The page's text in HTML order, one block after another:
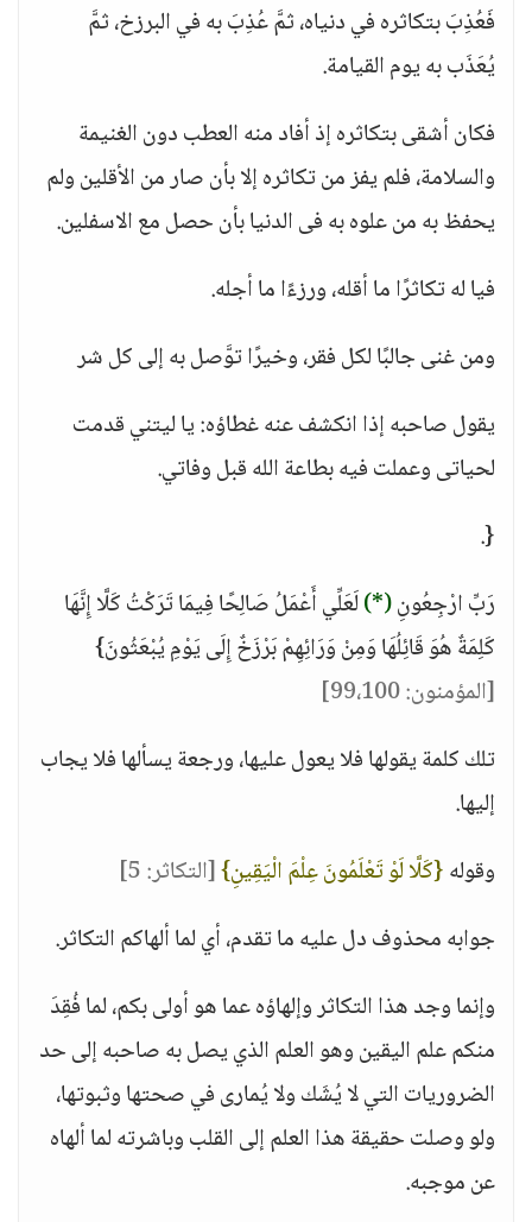
فَعُذِبَ بتكاثره في دنياه، ثمَّ عُذِبَ به في البرزخ، ثمَّ
يُعَذَب به يوم القيامة.
فكان أشقى بتكاثره إذ أفاد منه العطب دون الغنيمة
والسلامة، فلم يفز من تكاثره إلا بأن صار من الأقلين ولم
يحفظ به من علوه به فى الدنيا بأن حصل مع الاسفلين.
فيا له تكاثرًا ما أقله، ورزءًا ما أجله.
ومن غنى جالبًا لكل فقر، وخيرًا توَّصل به إلى كل شر
يقول صاحبه إذا انكشف عنه غطاؤه: يا ليتني قدمت
لحياتى وعملت فيه بطاعة الله قبل وفاتي.
{.
رَبِّ ارْجِعُونِ(*)لَعَلِّي أَعْمَلُ صَالِحًا فِيمَا تَرَكْتُ كَلَّا إِنَّهَا
كَلِمَةٌ هُوَ قَائِلُهَا وَمِنْ وَرَائِهِمْ بَرْزَخٌ إِلَى يَوْمِ يُبْعَثُونَ}
[المؤمنون: 99،100]
تلك كلمة يقولها فلا يعول عليها، ورجعة يسألها فلا يجاب
إليها.
وقوله{كَلَّا لَوْ تَعْلَمُونَ عِلْمَ الْيَقِينِ}[التكاثر: 5]
جوابه محذوف دل عليه ما تقدم، أي لما ألهاكم التكاثر.
وإنما وجد هذا التكاثر وإلهاؤه عما هو أولى بكم، لما فُقِدَ
منكم علم اليقين وهو العلم الذي يصل به صاحبه إلى حد
الضروريات التي لا يُشَك ولا يُمارى في صحتها وثبوتها،
ولو وصلت حقيقة هذا العلم إلى القلب وباشرته لما ألهاه
عن موجبه.